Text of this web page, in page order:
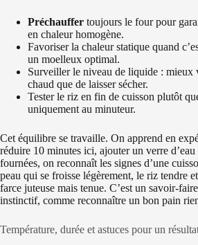
Préchauffer toujours le four pour
en chaleur homogène.
Favoriser la chaleur statique quand
un moelleux optimal.
Surveiller le niveau de liquide : mieux
chaud que de laisser sécher.
Tester le riz en fin de cuisson plutôt
uniquement au minuteur.
Cet équilibre se travaille. On apprend en
réduire 10 minutes ici, ajouter un verre
fournées, on reconnaît les signes d’une
peau qui se froisse légèrement, le riz tendre
farce juteuse mais tenue. C’est un savoir-
instinctif, comme reconnaître un bon pain
Température, durée et astuces pour un